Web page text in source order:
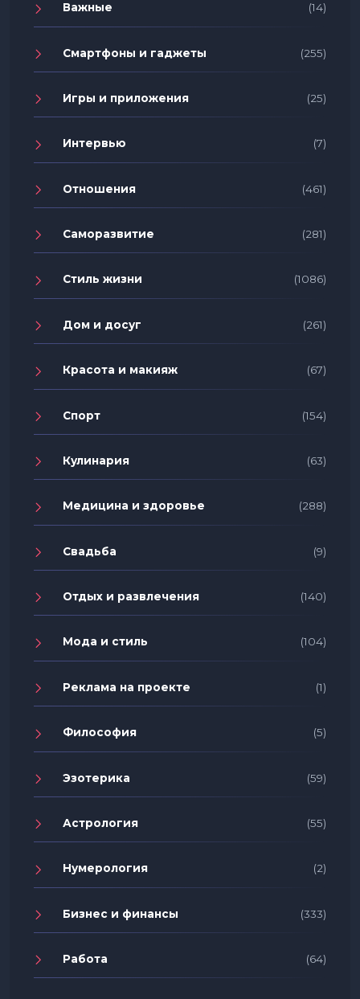
Важные (14)
Смартфоны и гаджеты (255)
Игры и приложения (25)
Интервью (7)
Отношения (461)
Саморазвитие (281)
Стиль жизни (1086)
Дом и досуг (261)
Красота и макияж (67)
Спорт (154)
Кулинария (63)
Медицина и здоровье (288)
Свадьба (9)
Отдых и развлечения (140)
Мода и стиль (104)
Реклама на проекте (1)
Философия (5)
Эзотерика (59)
Астрология (55)
Нумерология (2)
Бизнес и финансы (333)
Работа (64)